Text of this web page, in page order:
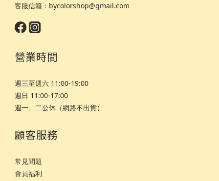
客服信箱：bycolorshop@gmail.com
營業時間
週三至週六 11:00-19:00
週日 11:00-17:00
週一、二公休（網路不出貨）
顧客服務
常見問題
會員福利